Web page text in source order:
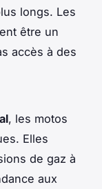
longs. Les
être un
accès à des
, les motos
Elles
de gaz à
aux